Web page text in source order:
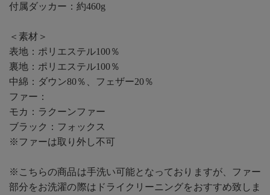
付属ダッカー：約460g
＜素材＞
表地：ポリエステル100％
裏地：ポリエステル100％
中綿：ダウン80％、フェザー20％
ファー：
モカ：ラクーンファー
ブラック：フォックス
※ファーは取り外し不可
※こちらの商品は手洗い可能となっておりますが、ファー
部分をお洗濯の際はドライクリーニングをおすすめ致しま